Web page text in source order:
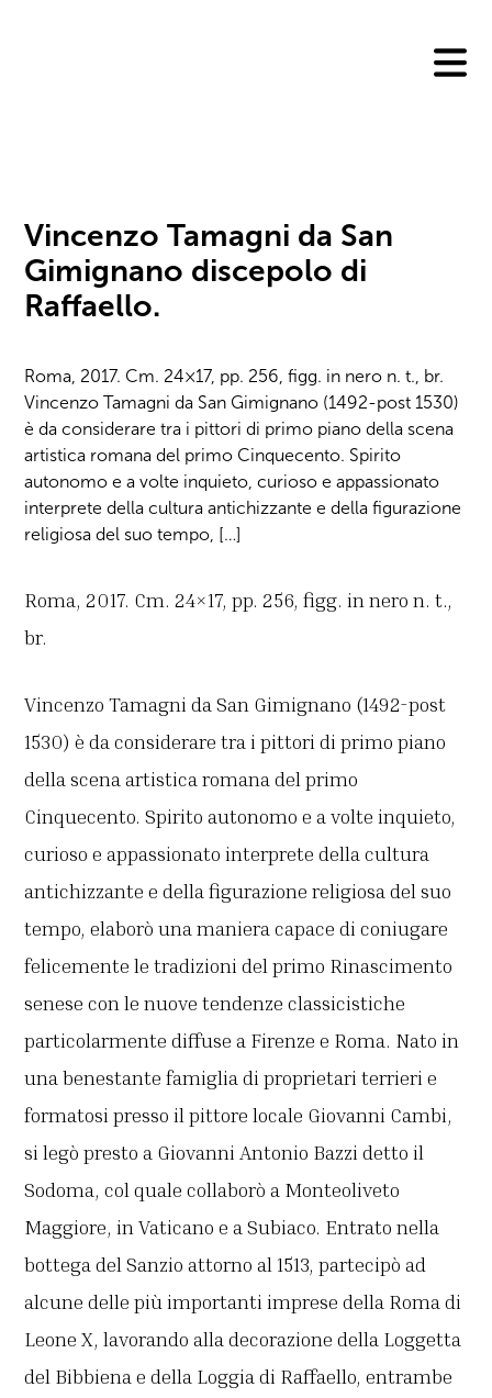
Vincenzo Tamagni da San
Gimignano discepolo di
Raffaello.
Roma, 2017. Cm. 24×17, pp. 256, figg. in nero n. t., br.
Vincenzo Tamagni da San Gimignano (1492-post 1530)
è da considerare tra i pittori di primo piano della scena
artistica romana del primo Cinquecento. Spirito
autonomo e a volte inquieto, curioso e appassionato
interprete della cultura antichizzante e della figurazione
religiosa del suo tempo, […]
Roma, 2017. Cm. 24×17, pp. 256, figg. in nero n. t.,
br.
Vincenzo Tamagni da San Gimignano (1492-post
1530) è da considerare tra i pittori di primo piano
della scena artistica romana del primo
Cinquecento. Spirito autonomo e a volte inquieto,
curioso e appassionato interprete della cultura
antichizzante e della figurazione religiosa del suo
tempo, elaborò una maniera capace di coniugare
felicemente le tradizioni del primo Rinascimento
senese con le nuove tendenze classicistiche
particolarmente diffuse a Firenze e Roma. Nato in
una benestante famiglia di proprietari terrieri e
formatosi presso il pittore locale Giovanni Cambi,
si legò presto a Giovanni Antonio Bazzi detto il
Sodoma, col quale collaborò a Monteoliveto
Maggiore, in Vaticano e a Subiaco. Entrato nella
bottega del Sanzio attorno al 1513, partecipò ad
alcune delle più importanti imprese della Roma di
Leone X, lavorando alla decorazione della Loggetta
del Bibbiena e della Loggia di Raffaello, entrambe